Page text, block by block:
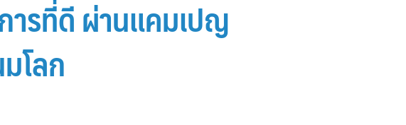
ารที่ดี ผ่านแคมเปญ
โลก